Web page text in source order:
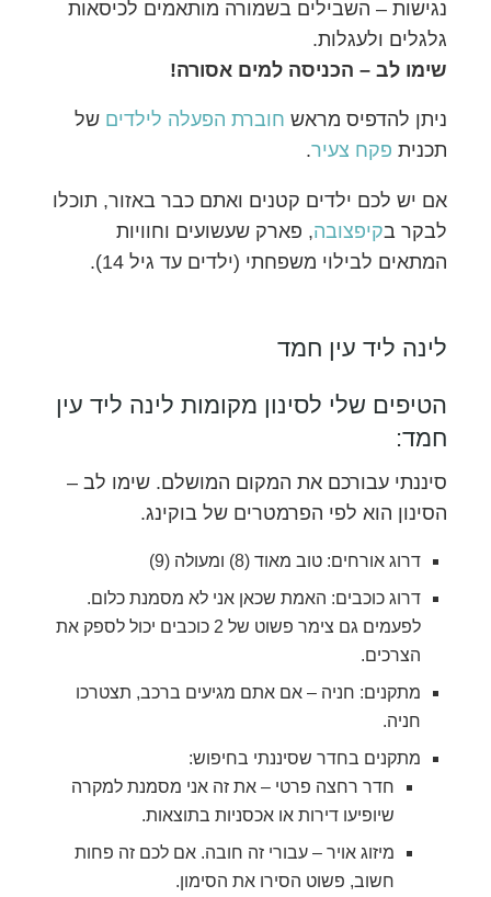
נגישות – השבילים בשמורה מותאמים לכיסאות
גלגלים ולעגלות.
שימו לב – הכניסה למים אסורה!
ניתן להדפיס מראש חוברת הפעלה לילדים של
תכנית פקח צעיר.
אם יש לכם ילדים קטנים ואתם כבר באזור, תוכלו
לבקר בקיפצובה, פארק שעשועים וחוויות
המתאים לבילוי משפחתי (ילדים עד גיל 14).
לינה ליד עין חמד
הטיפים שלי לסינון מקומות לינה ליד עין
חמד:
סיננתי עבורכם את המקום המושלם. שימו לב –
הסינון הוא לפי הפרמטרים של בוקינג.
דרוג אורחים: טוב מאוד (8) ומעולה (9)
דרוג כוכבים: האמת שכאן אני לא מסמנת כלום.
לפעמים גם צימר פשוט של 2 כוכבים יכול לספק את
הצרכים.
מתקנים: חניה – אם אתם מגיעים ברכב, תצטרכו
חניה.
מתקנים בחדר שסיננתי בחיפוש:
חדר רחצה פרטי – את זה אני מסמנת למקרה
שיופיעו דירות או אכסניות בתוצאות.
מיזוג אויר – עבורי זה חובה. אם לכם זה פחות
חשוב, פשוט הסירו את הסימון.